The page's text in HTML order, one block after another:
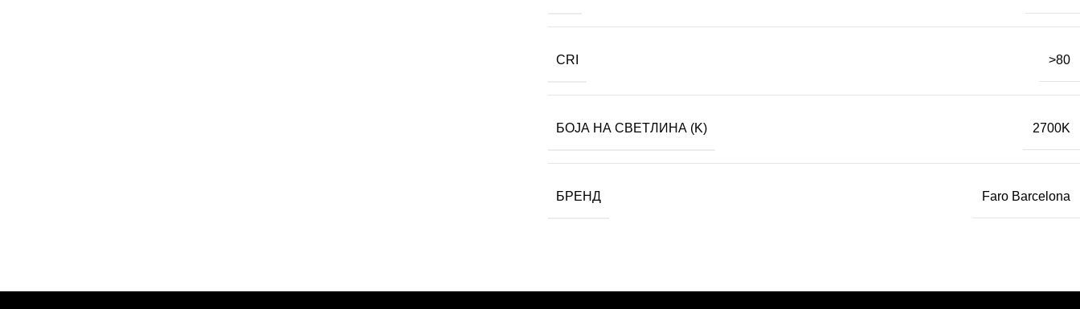
CRI >80
БОЈА НА СВЕТЛИНА (K) 2700K
БРЕНД Faro Barcelona